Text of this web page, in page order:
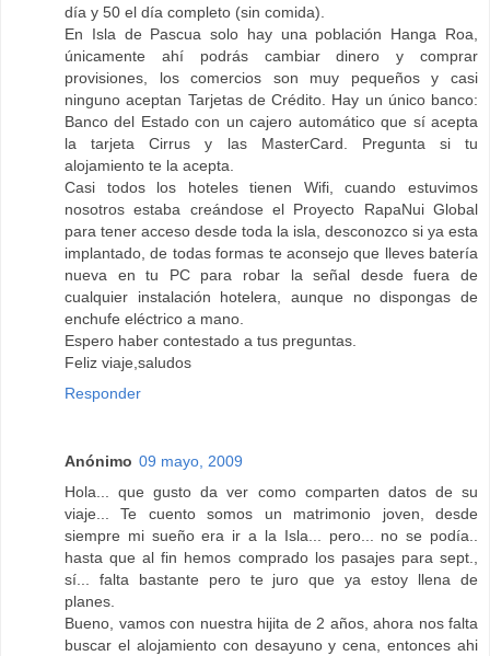
día y 50 el día completo (sin comida).
En Isla de Pascua solo hay una población Hanga Roa,
únicamente ahí podrás cambiar dinero y comprar
provisiones, los comercios son muy pequeños y casi
ninguno aceptan Tarjetas de Crédito. Hay un único banco:
Banco del Estado con un cajero automático que sí acepta
la tarjeta Cirrus y las MasterCard. Pregunta si tu
alojamiento te la acepta.
Casi todos los hoteles tienen Wifi, cuando estuvimos
nosotros estaba creándose el Proyecto RapaNui Global
para tener acceso desde toda la isla, desconozco si ya esta
implantado, de todas formas te aconsejo que lleves batería
nueva en tu PC para robar la señal desde fuera de
cualquier instalación hotelera, aunque no dispongas de
enchufe eléctrico a mano.
Espero haber contestado a tus preguntas.
Feliz viaje,saludos
Responder
Anónimo 09 mayo, 2009
Hola... que gusto da ver como comparten datos de su
viaje... Te cuento somos un matrimonio joven, desde
siempre mi sueño era ir a la Isla... pero... no se podía..
hasta que al fin hemos comprado los pasajes para sept.,
sí... falta bastante pero te juro que ya estoy llena de
planes.
Bueno, vamos con nuestra hijita de 2 años, ahora nos falta
buscar el alojamiento con desayuno y cena, entonces ahi